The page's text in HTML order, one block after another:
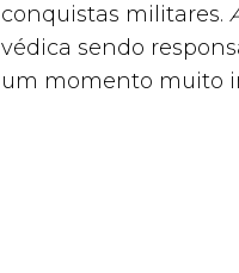
conquistas militares.
védica sendo
um momento muito